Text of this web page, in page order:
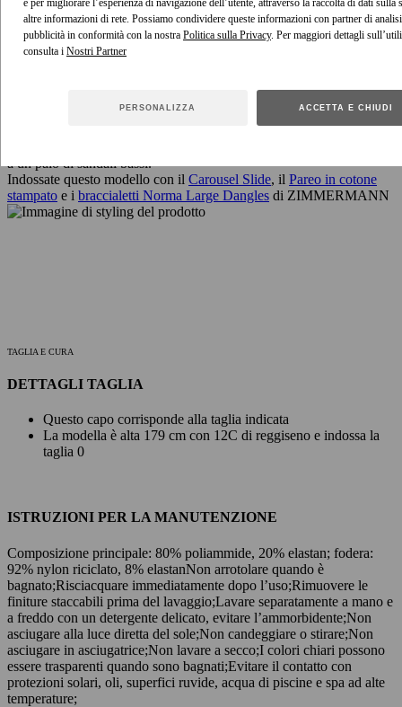
e per migliorare l’esperienza di navigazione dell’utente, attraverso la raccolta di dati sulla
altre informazioni di rete. Possiamo condividere queste informazioni con partner di
pubblicità in conformità con la nostra Politica sulla Privacy. Per maggiori dettagli
consulta i
PERSONALIZZA ACCETTA E CHIUDI
Codice articolo: 0171WSS261
CONDIVIDI QUESTO ARTICOLO
a un paio di sandali bassi.
Indossate questo modello con il Carousel Slide, il Pareo in cotone
stampato e i braccialetti Norma Large Dangles di ZIMMERMANN
TAGLIA E CURA
DETTAGLI TAGLIA
Questo capo corrisponde alla taglia indicata
La modella è alta 179 cm con 12C di reggiseno e indossa la
taglia 0
ISTRUZIONI PER LA MANUTENZIONE
Composizione principale: 80% poliammide, 20% elastan; fodera:
92% nylon riciclato, 8% elastanNon arrotolare quando è
bagnato;Risciacquare immediatamente dopo l’uso;Rimuovere le
finiture staccabili prima del lavaggio;Lavare separatamente a mano e
a freddo con un detergente delicato, evitare l’ammorbidente;Non
asciugare alla luce diretta del sole;Non candeggiare o stirare;Non
asciugare in asciugatrice;Non lavare a secco;I colori chiari possono
essere trasparenti quando sono bagnati;Evitare il contatto con
protezioni solari, oli, superfici ruvide, acqua di piscine e spa ad alte
temperature;